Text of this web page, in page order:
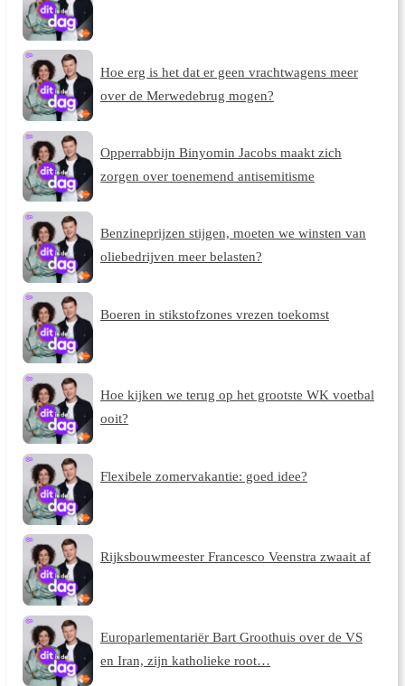
Hoe erg is het dat er geen vrachtwagens meer
over de Merwedebrug mogen?
Opperrabbijn Binyomin Jacobs maakt zich
zorgen over toenemend antisemitisme
Benzineprijzen stijgen, moeten we winsten van
oliebedrijven meer belasten?
Boeren in stikstofzones vrezen toekomst
Hoe kijken we terug op het grootste WK voetbal
ooit?
Flexibele zomervakantie: goed idee?
Rijksbouwmeester Francesco Veenstra zwaait af
Europarlementariër Bart Groothuis over de VS
en Iran, zijn katholieke root…